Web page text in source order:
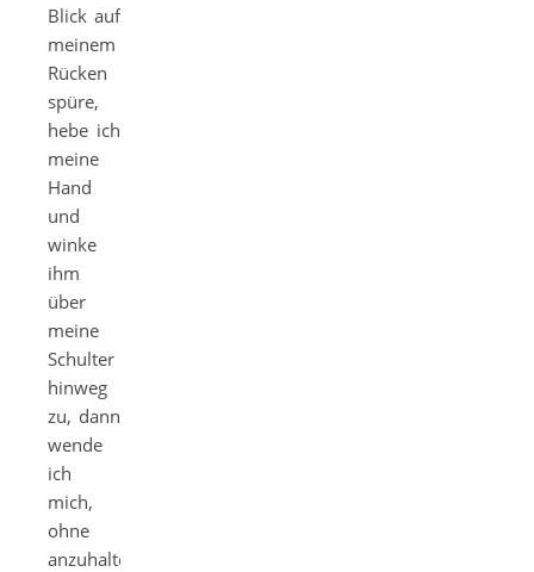
Blick auf
meinem
Rücken
spüre,
hebe ich
meine
Hand
und
winke
ihm
über
meine
Schulter
hinweg
zu, dann
wende
ich
mich,
ohne
anzuhalten